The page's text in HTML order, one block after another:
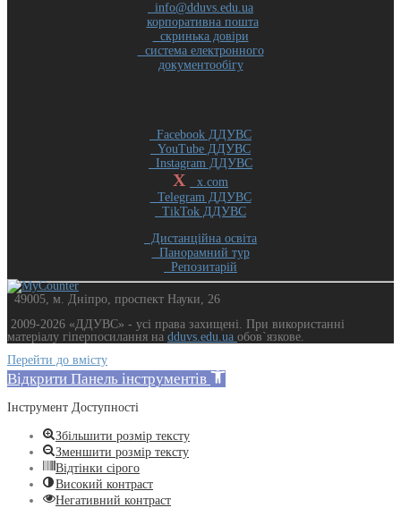
info@dduvs.edu.ua
корпоративна пошта
скринька довіри
система електронного
документообігу
Facebook ДДУВС
YouTube ДДУВС
Instagram ДДУВС
X
x.com
Telegram ДДУВС
TikTok ДДУВС
Дистанційна освіта
Панорамний тур
Репозитарій
49005, м. Дніпро, проспект Науки, 26
2009-2026 «ДДУВС» - усi права захищенi. При використанні
матеріалу гіперпосилання на dduvs.edu.ua обов`язкове.
Перейти до вмісту
Відкрити Панель інструментів
Інструмент Доступності
Збільшити розмір тексту
Зменшити розмір тексту
Відтінки сірого
Високий контраст
Негативний контраст